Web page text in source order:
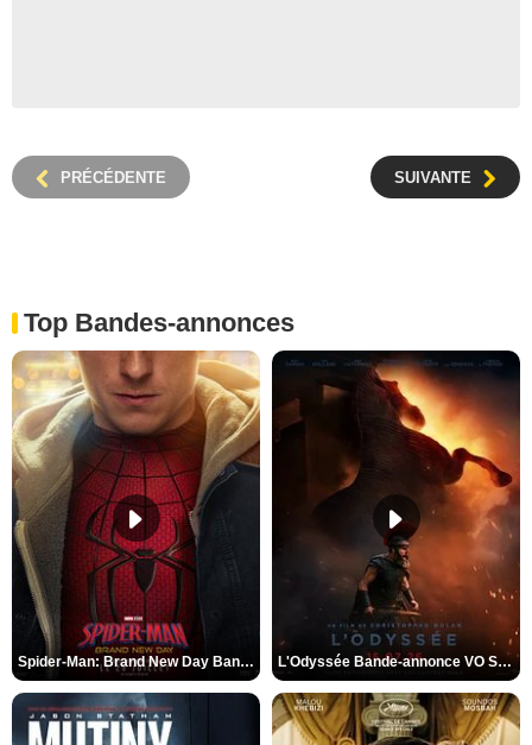
PRÉCÉDENTE SUIVANTE
Top Bandes-annonces
Spider-Man: Brand New Day Bande-annonce VO STFR L'Odyssée Bande-annonce VO STFR